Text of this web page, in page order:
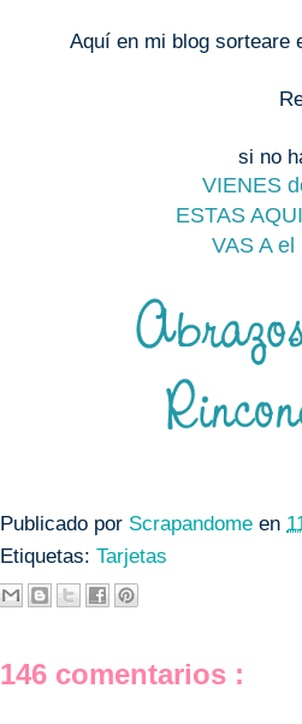
Aquí en mi blog sorteare
si no
VIENES
ESTAS
VAS A
Publicado por Scrapandome en
Etiquetas: Tarjetas
146 comentarios :